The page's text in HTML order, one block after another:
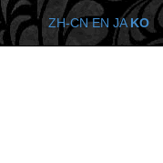
ZH-CN EN JA KO